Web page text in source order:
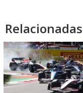
Relacionadas